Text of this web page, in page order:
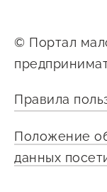
© Портал
Правила
Положение
данных